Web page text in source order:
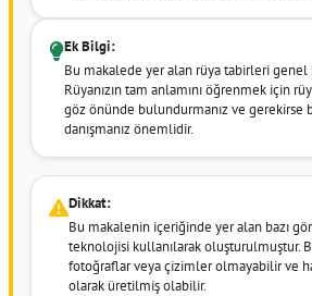
Ek Bilgi:
Bu makalede yer alan rüya tabirleri
Rüyanızın tam anlamını öğrenmek için
göz önünde bulundurmanız ve gerekirse
danışmanız önemlidir.
Dikkat:
Bu makalenin içeriğinde yer alan bazı
teknolojisi kullanılarak oluşturulmuştur.
fotoğraflar veya çizimler olmayabilir ve
olarak üretilmiş olabilir.